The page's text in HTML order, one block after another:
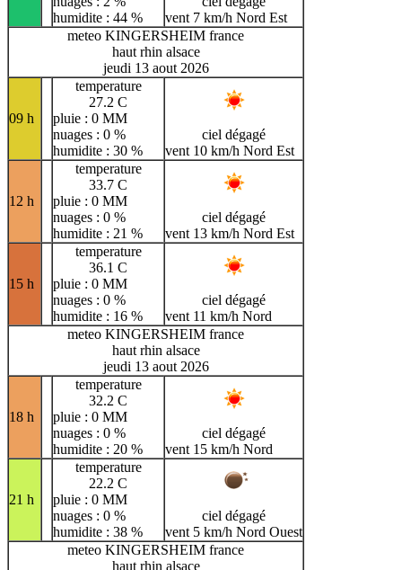
humidite : 44 %
vent 7 km/h Nord Est
meteo KINGERSHEIM france
haut rhin alsace
jeudi 13 aout 2026
09 h
temperature
27.2 C
pluie : 0 MM
nuages : 0 %
humidite : 30 %
ciel dégagé
vent 10 km/h Nord Est
12 h
temperature
33.7 C
pluie : 0 MM
nuages : 0 %
humidite : 21 %
ciel dégagé
vent 13 km/h Nord Est
15 h
temperature
36.1 C
pluie : 0 MM
nuages : 0 %
humidite : 16 %
ciel dégagé
vent 11 km/h Nord
meteo KINGERSHEIM france
haut rhin alsace
jeudi 13 aout 2026
18 h
temperature
32.2 C
pluie : 0 MM
nuages : 0 %
humidite : 20 %
ciel dégagé
vent 15 km/h Nord
21 h
temperature
22.2 C
pluie : 0 MM
nuages : 0 %
humidite : 38 %
ciel dégagé
vent 5 km/h Nord Ouest
meteo KINGERSHEIM france
haut rhin alsace